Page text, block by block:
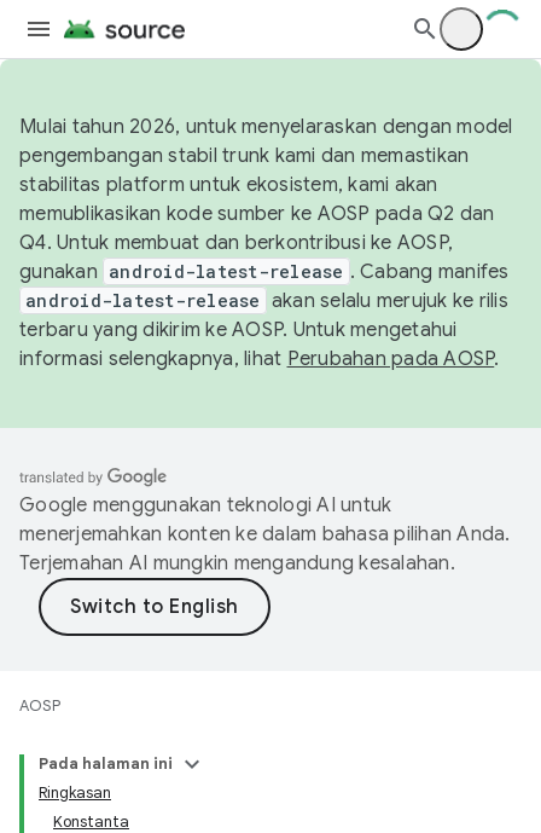
Mulai tahun 2026, untuk menyelaraskan dengan model
pengembangan stabil trunk kami dan memastikan
stabilitas platform untuk ekosistem, kami akan
memublikasikan kode sumber ke AOSP pada Q2 dan
Q4. Untuk membuat dan berkontribusi ke AOSP,
gunakan android-latest-release . Cabang manifes
android-latest-release akan selalu merujuk ke rilis
terbaru yang dikirim ke AOSP. Untuk mengetahui
informasi selengkapnya, lihat Perubahan pada AOSP.
Google menggunakan teknologi AI untuk
menerjemahkan konten ke dalam bahasa pilihan Anda.
Terjemahan AI mungkin mengandung kesalahan.
AOSP
Pada halaman ini
Ringkasan
Konstanta